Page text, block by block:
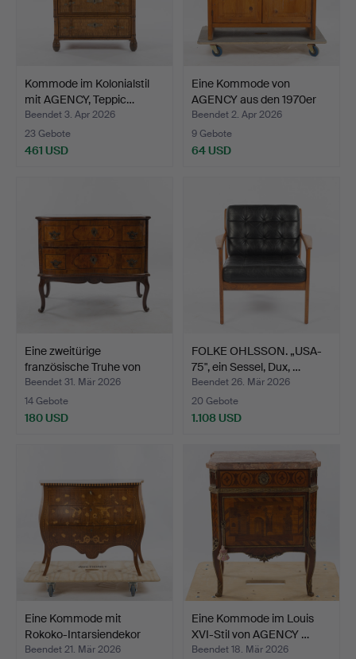
Kommode im Kolonialstil
mit AGENCY, Teppic…
Beendet 3. Apr 2026
23 Gebote
461 USD
Eine Kommode von
AGENCY aus den 1970er
Jah…
Beendet 2. Apr 2026
9 Gebote
64 USD
Eine zweitürige
französische Truhe von
Kom…
Beendet 31. Mär 2026
14 Gebote
180 USD
FOLKE OHLSSON. „USA-
75", ein Sessel, Dux, …
Beendet 26. Mär 2026
20 Gebote
1.108 USD
Eine Kommode mit
Rokoko-Intarsiendekor
aus…
Beendet 21. Mär 2026
Eine Kommode im Louis
XVI-Stil von AGENCY …
Beendet 18. Mär 2026